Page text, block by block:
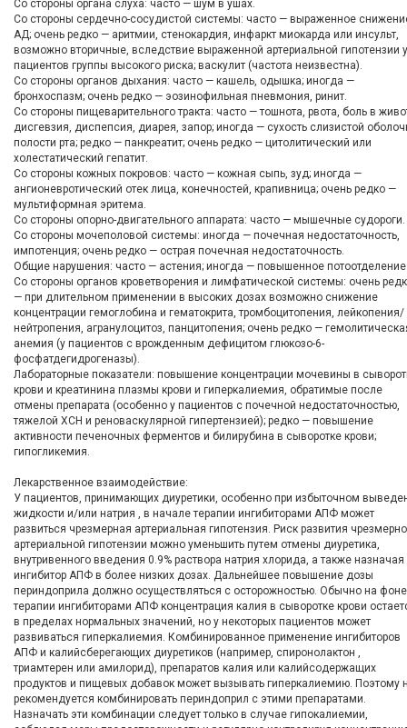
Со стороны органа слуха: часто — шум в ушах.
Со стороны сердечно-сосудистой системы: часто — выраженное
АД; очень редко — аритмии, стенокардия, инфаркт миокарда или инсульт,
возможно вторичные, вследствие выраженной артериальной гипотензии у
пациентов группы высокого риска; васкулит (частота неизвестна).
Со стороны органов дыхания: часто — кашель, одышка; иногда —
бронхоспазм; очень редко — эозинофильная пневмония, ринит.
Со стороны пищеварительного тракта: часто — тошнота, рвота, боль в
дисгевзия, диспепсия, диарея, запор; иногда — сухость слизистой
полости рта; редко — панкреатит; очень редко — цитолитический или
холестатический гепатит.
Со стороны кожных покровов: часто — кожная сыпь, зуд; иногда —
ангионевротический отек лица, конечностей, крапивница; очень редко —
мультиформная эритема.
Со стороны опорно-двигательного аппарата: часто — мышечные судороги.
Со стороны мочеполовой системы: иногда — почечная недостаточность,
импотенция; очень редко — острая почечная недостаточность.
Общие нарушения: часто — астения; иногда — повышенное
Со стороны органов кроветворения и лимфатической системы: очень
— при длительном применении в высоких дозах возможно снижение
концентрации гемоглобина и гематокрита, тромбоцитопения, лейкопения/
нейтропения, агранулоцитоз, панцитопения; очень редко —
анемия (у пациентов с врожденным дефицитом глюкозо-6-
фосфатдегидрогеназы).
Лабораторные показатели: повышение концентрации мочевины в
крови и креатинина плазмы крови и гиперкалиемия, обратимые после
отмены препарата (особенно у пациентов с почечной недостаточностью,
тяжелой ХСН и реноваскулярной гипертензией); редко — повышение
активности печеночных ферментов и билирубина в сыворотке крови;
гипогликемия.
Лекарственное взаимодействие:
У пациентов, принимающих диуретики, особенно при избыточном
жидкости и/или натрия , в начале терапии ингибиторами АПФ может
развиться чрезмерная артериальная гипотензия. Риск развития
артериальной гипотензии можно уменьшить путем отмены диуретика,
внутривенного введения 0.9% раствора натрия хлорида, а также назначая
ингибитор АПФ в более низких дозах. Дальнейшее повышение дозы
периндоприла должно осуществляться с осторожностью. Обычно на фоне
терапии ингибиторами АПФ концентрация калия в сыворотке крови
в пределах нормальных значений, но у некоторых пациентов может
развиваться гиперкалиемия. Комбинированное применение ингибиторов
АПФ и калийсберегающих диуретиков (например, спиронолактон ,
триамтерен или амилорид), препаратов калия или калийсодержащих
продуктов и пищевых добавок может вызывать гиперкалиемию. Поэтому
рекомендуется комбинировать периндоприл с этими препаратами.
Назначать эти комбинации следует только в случае гипокалиемии,